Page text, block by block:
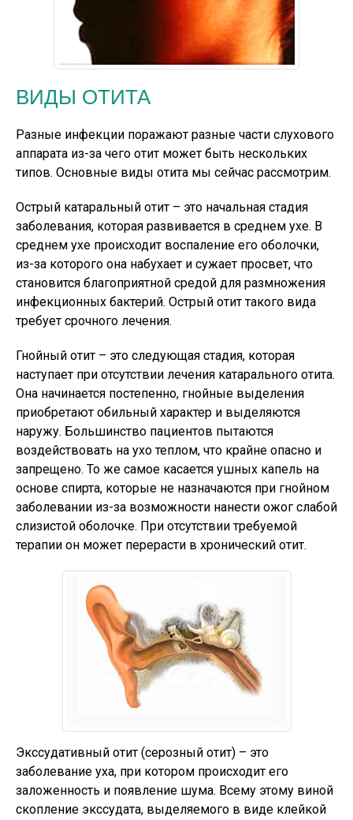
ВИДЫ ОТИТА
Разные инфекции поражают разные части слухового
аппарата из-за чего отит может быть нескольких
типов. Основные виды отита мы сейчас рассмотрим.
Острый катаральный отит – это начальная стадия
заболевания, которая развивается в среднем ухе. В
среднем ухе происходит воспаление его оболочки,
из-за которого она набухает и сужает просвет, что
становится благоприятной средой для размножения
инфекционных бактерий. Острый отит такого вида
требует срочного лечения.
Гнойный отит – это следующая стадия, которая
наступает при отсутствии лечения катарального отита.
Она начинается постепенно, гнойные выделения
приобретают обильный характер и выделяются
наружу. Большинство пациентов пытаются
воздействовать на ухо теплом, что крайне опасно и
запрещено. То же самое касается ушных капель на
основе спирта, которые не назначаются при гнойном
заболевании из-за возможности нанести ожог слабой
слизистой оболочке. При отсутствии требуемой
терапии он может перерасти в хронический отит.
Экссудативный отит (серозный отит) – это
заболевание уха, при котором происходит его
заложенность и появление шума. Всему этому виной
скопление экссудата, выделяемого в виде клейкой